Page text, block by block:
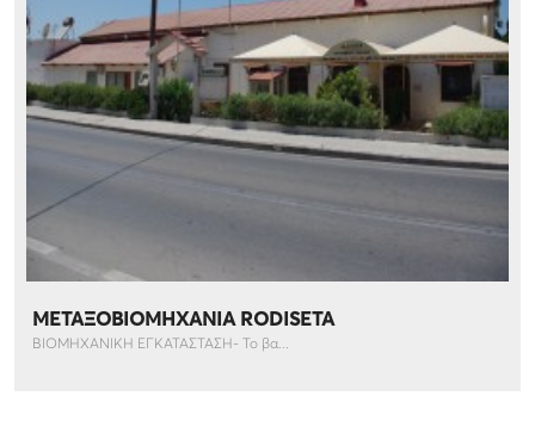
ΜΕΤΑΞΟΒΙΟΜΗΧΑΝΙΑ RODISETA
ΒΙΟΜΗΧΑΝΙΚΗ ΕΓΚΑΤΑΣΤΑΣΗ- Το βα...